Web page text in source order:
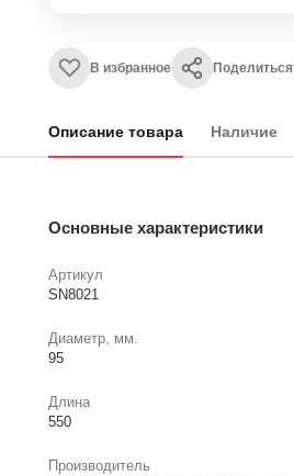
В избранное Поделиться
Описание товара Наличие
Основные характеристики
Артикул
SN8021
Диаметр, мм.
95
Длина
550
Производитель